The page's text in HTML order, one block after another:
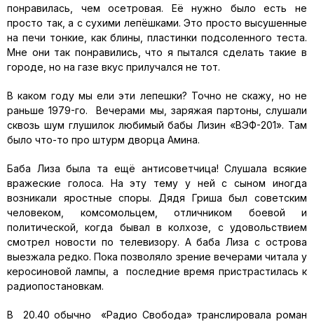
понравилась, чем осетровая. Её нужно было есть не
просто так, а с сухими лепёшками. Это просто высушенные
на печи тонкие, как блины, пластинки подсоленного теста.
Мне они так понравились, что я пытался сделать такие в
городе, но на газе вкус прилучался не тот.
В каком году мы ели эти лепешки? Точно не скажу, но не
раньше 1979-го. Вечерами мы, заряжая партоны, слушали
сквозь шум глушилок любимый бабы Лизин «ВЭФ-201». Там
было что-то про штурм дворца Амина.
Баба Лиза была та ещё антисоветчица! Слушала всякие
вражеские голоса. На эту тему у ней с сыном иногда
возникали яростные споры. Дядя Гриша был советским
человеком, комсомольцем, отличником боевой и
политической, когда бывал в колхозе, с удовольствием
смотрел новости по телевизору. А баба Лиза с острова
выезжала редко. Пока позволяло зрение вечерами читала у
керосиновой лампы, а последние время пристрастилась к
радиопостановкам.
В 20.40 обычно «Радио Свобода» транслировала роман